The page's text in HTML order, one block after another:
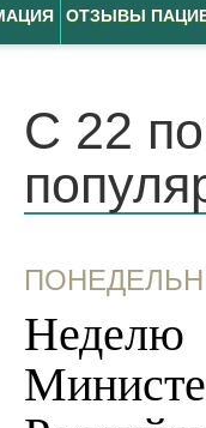
ОТЗЫВЫ
С 22
Неделю